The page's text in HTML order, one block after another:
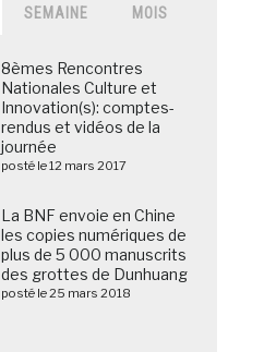
SEMAINE MOIS
8èmes Rencontres
Nationales Culture et
Innovation(s): comptes-
rendus et vidéos de la
journée
posté le 12 mars 2017
La BNF envoie en Chine
les copies numériques de
plus de 5 000 manuscrits
des grottes de Dunhuang
posté le 25 mars 2018